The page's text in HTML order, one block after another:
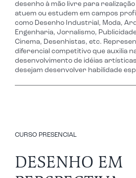
desenho à mão livre para
atuem ou estudem em campos
como Desenho Industrial, Moda,
Engenharia, Jornalismo,
Cinema, Desenhistas, etc.
diferencial competitivo que auxilia
desenvolvimento de idéias
desejam desenvolver habilidade
CURSO PRESENCIAL
DESENHO EM